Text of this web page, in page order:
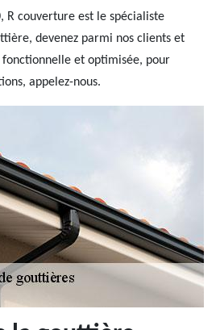
R couverture est le spécialiste
devenez parmi nos clients et
et optimisée, pour
appelez-nous.